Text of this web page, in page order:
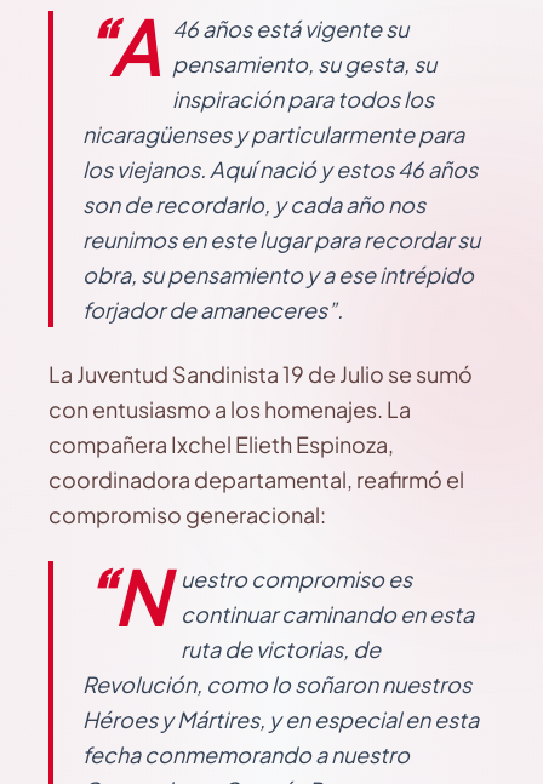
“A 46 años está vigente su
pensamiento, su gesta, su
inspiración para todos los
nicaragüenses y particularmente para
los viejanos. Aquí nació y estos 46 años
son de recordarlo, y cada año nos
reunimos en este lugar para recordar su
obra, su pensamiento y a ese intrépido
forjador de amaneceres”.
La Juventud Sandinista 19 de Julio se sumó
con entusiasmo a los homenajes. La
compañera Ixchel Elieth Espinoza,
coordinadora departamental, reafirmó el
compromiso generacional:
“N
uestro compromiso es
continuar caminando en esta
ruta de victorias, de
Revolución, como lo soñaron nuestros
Héroes y Mártires, y en especial en esta
fecha conmemorando a nuestro